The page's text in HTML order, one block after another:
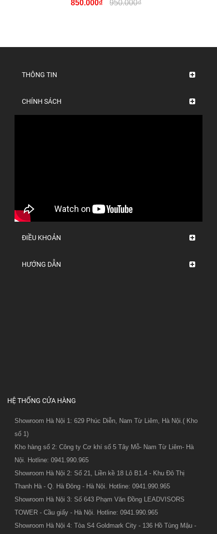
850.000₫ 950.000₫
THÔNG TIN
CHÍNH SÁCH
ĐIỀU KHOẢN
HƯỚNG DẪN
HỆ THỐNG CỬA HÀNG
Showroom Hà Nội 1: 629 Phúc Diễn, Nam Từ Liêm, Hà Nội.( Kho
số 1)
Kho hàng số 2: Công ty Cơ khí số 5 Tây Mỗ- Nam Từ Liêm- Hà
Nội. Hotline: 0941.990.965
Showroom Hà Nội 2: Số 21, Liền kề 18 Lô B1.4 - Khu Đô Thị
Thanh Hà - Q. Hà Đông - Hà Nội. Hotline: 0941.990.965
Showroom Hà Nội 3: Số 643 Phạm Văn Đồng LEADVISORS
TOWER - Cầu giấy - Hà Nội. Hotline: 0941.990.965
Showroom Hà Nội 4: Tòa S4 Goldmark City - 136 Hồ Tùng Mậu -